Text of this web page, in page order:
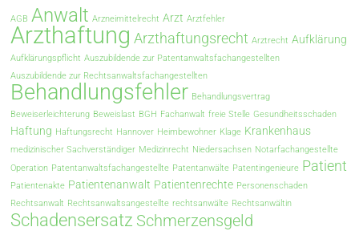
AGB Anwalt Arzneimittelrecht Arzt Arztfehler
Arzthaftung Arzthaftungsrecht Arztrecht Aufklärung
Aufklärungspflicht Auszubildende zur Patentanwaltsfachangestellten
Auszubildende zur Rechtsanwaltsfachangestellten
Behandlungsfehler Behandlungsvertrag
Beweiserleichterung Beweislast BGH Fachanwalt freie Stelle Gesundheitsschaden
Haftung Haftungsrecht Hannover Heimbewohner Klage Krankenhaus
medizinischer Sachverständiger Medizinrecht Niedersachsen Notarfachangestellte
Operation Patentanwaltsfachangestellte Patentanwälte Patentingenieure Patient
Patientenakte Patientenanwalt Patientenrechte Personenschaden
Rechtsanwalt Rechtsanwaltsangestellte rechtsanwälte Rechtsanwältin
Schadensersatz Schmerzensgeld